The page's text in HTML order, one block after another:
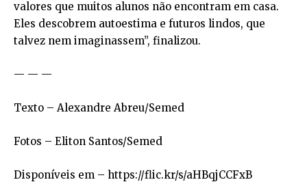
valores que muitos alunos não encontram em casa.
Eles descobrem autoestima e futuros lindos, que
talvez nem imaginassem”, finalizou.
— — —
Texto – Alexandre Abreu/Semed
Fotos – Eliton Santos/Semed
Disponíveis em – https://flic.kr/s/aHBqjCCFxB